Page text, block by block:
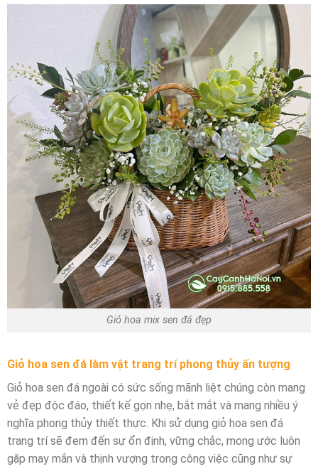
Giỏ hoa mix sen đá đẹp
Giỏ hoa sen đá làm vật trang trí phong thủy ấn tượng
Giỏ hoa sen đá ngoài có sức sống mãnh liệt chúng còn mang
vẻ đẹp độc đáo, thiết kế gọn nhẹ, bắt mắt và mang nhiều ý
nghĩa phong thủy thiết thực. Khi sử dụng giỏ hoa sen đá
trang trí sẽ đem đến sự ổn định, vững chắc, mong ước luôn
gặp may mắn và thịnh vượng trong công việc cũng như sự